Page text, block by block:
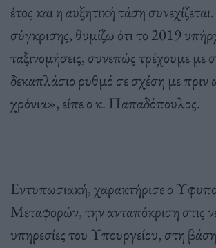
έτος και η αυξητική τάση
σύγκρισης, θυμίζω ότι το 2019
ταξινομήσεις, συνεπώς τρέχουμε με
δεκαπλάσιο ρυθμό σε σχέση με πριν
χρόνια», είπε ο κ. Παπαδόπουλος.
Εντυπωσιακή, χαρακτήρισε ο
Μεταφορών, την ανταπόκριση στις
υπηρεσίες του Υπουργείου, στη